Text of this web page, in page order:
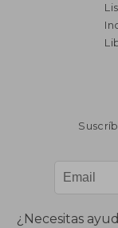
¿Necesitas